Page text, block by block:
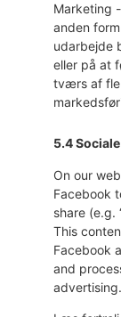
Marketing
anden
udarbejde
eller på at
tværs af
5.4
On our
Facebook
share (e.g.
This
Facebook
and
advertising.